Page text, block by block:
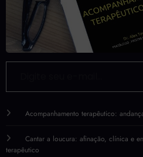
Digite seu e-mail…
Acompanhamento terapêutico:
Cantar a loucura: afinação, clínica e
terapêutico